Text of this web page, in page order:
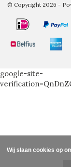
© Copyright 2026 -
google-site-
Wij slaan cookies op